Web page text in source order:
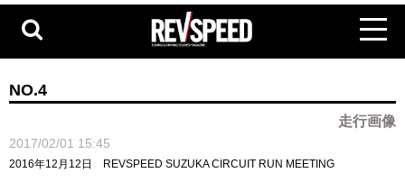
NO.4
走行画像
2017/02/01 15:45
2016年12月12日 REVSPEED SUZUKA CIRCUIT RUN MEETING